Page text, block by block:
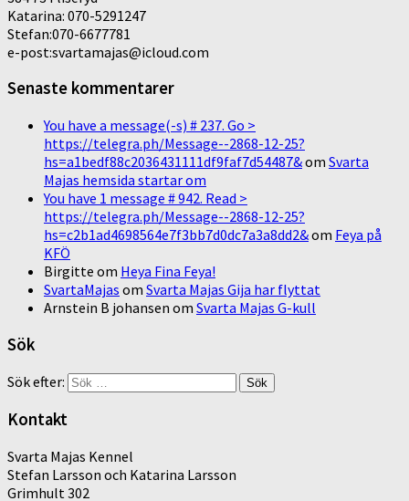
Katarina: 070-5291247
Stefan:070-6677781
e-post:svartamajas@icloud.com
Senaste kommentarer
You have a message(-s) # 237. Go >
https://telegra.ph/Message--2868-12-25?
hs=a1bedf88c2036431111df9faf7d54487&om Svarta
Majas hemsida startar om
You have 1 message # 942. Read >
https://telegra.ph/Message--2868-12-25?
hs=c2b1ad4698564e7f3bb7d0dc7a3a8dd2&om Feya på
KFÖ
Birgitte om Heya Fina Feya!
SvartaMajas om Svarta Majas Gija har flyttat
Arnstein B johansen om Svarta Majas G-kull
Sök
Sök efter:
Kontakt
Svarta Majas Kennel
Stefan Larsson och Katarina Larsson
Grimhult 302